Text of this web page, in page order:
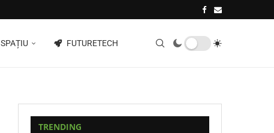
SPAȚIU FUTURETECH
TRENDING